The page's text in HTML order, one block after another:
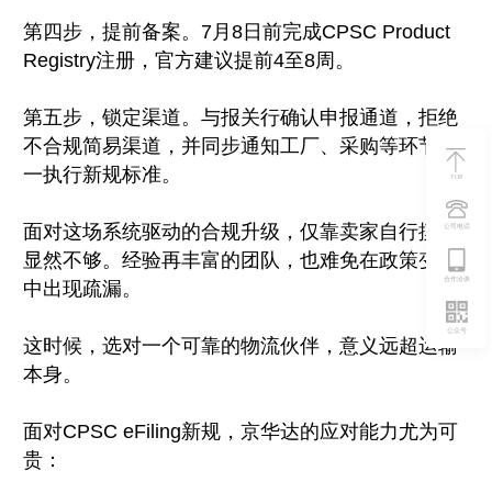
TOP
公司电话
合作洽谈
公众号
第四步，提前备案。7月8日前完成CPSC Product
Registry注册，官方建议提前4至8周。
第五步，锁定渠道。与报关行确认申报通道，拒绝
不合规简易渠道，并同步通知工厂、采购等环节统
一执行新规标准。
面对这场系统驱动的合规升级，仅靠卖家自行摸索
显然不够。经验再丰富的团队，也难免在政策变局
中出现疏漏。
这时候，选对一个可靠的物流伙伴，意义远超运输
本身。
面对CPSC eFiling新规，京华达的应对能力尤为可
贵：